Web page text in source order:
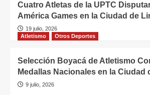
Cuatro Atletas de la UPTC
América Games en la Ciudad de
19 julio, 2026
Atletismo
Otros Deportes
Selección Boyacá de Atletismo
Medallas Nacionales en la Ciudad
9 julio, 2026